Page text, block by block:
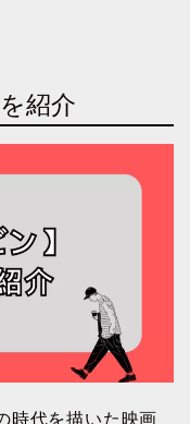
紹介
時代を描いた映画